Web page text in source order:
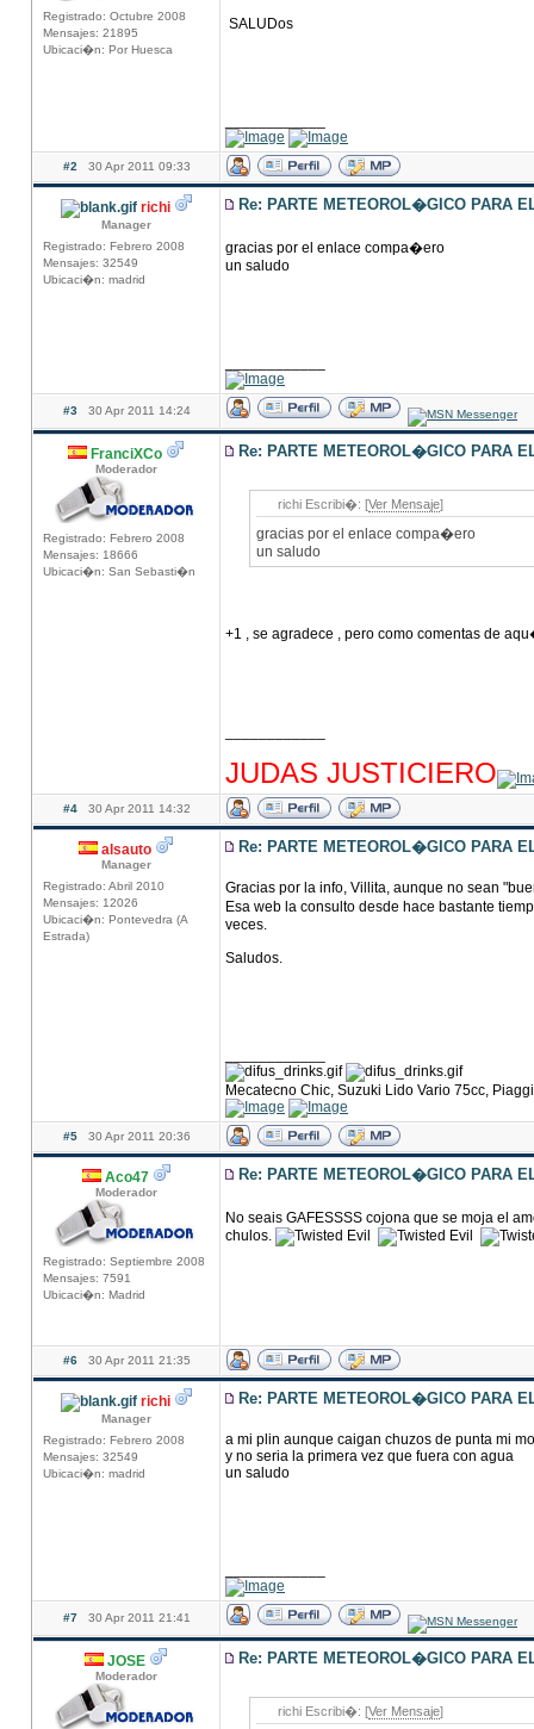
Registrado: Octubre 2008
Mensajes: 21895
Ubicaci�n: Por Huesca
SALUDos
#2 30 Apr 2011 09:33
richi
Manager
Registrado: Febrero 2008
Mensajes: 32549
Ubicaci�n: madrid
Re: PARTE METEOROL�GICO PARA
gracias por el enlace compa�ero
un saludo
#3 30 Apr 2011 14:24
FranciXCo
Moderador
Registrado: Febrero 2008
Mensajes: 18666
Ubicaci�n: San Sebasti�n
Re: PARTE METEOROL�GICO PARA
richi Escribi�: [Ver Mensaje]
gracias por el enlace compa�ero
un saludo
+1 , se agradece , pero como comentas de
JUDAS JUSTICIERO
#4 30 Apr 2011 14:32
alsauto
Manager
Registrado: Abril 2010
Mensajes: 12026
Ubicaci�n: Pontevedra (A
Estrada)
Re: PARTE METEOROL�GICO PARA
Gracias por la info, Villita, aunque no sean
Esa web la consulto desde hace bastante
veces.
Saludos.
Mecatecno Chic, Suzuki Lido Vario 75cc,
#5 30 Apr 2011 20:36
Aco47
Moderador
Registrado: Septiembre 2008
Mensajes: 7591
Ubicaci�n: Madrid
Re: PARTE METEOROL�GICO PARA
No seais GAFESSSS cojona que se moja el
chulos.
#6 30 Apr 2011 21:35
richi
Manager
Registrado: Febrero 2008
Mensajes: 32549
Ubicaci�n: madrid
Re: PARTE METEOROL�GICO PARA
a mi plin aunque caigan chuzos de punta mi
y no seria la primera vez que fuera con agua
un saludo
#7 30 Apr 2011 21:41
JOSE
Moderador
Re: PARTE METEOROL�GICO PARA
richi Escribi�: [Ver Mensaje]